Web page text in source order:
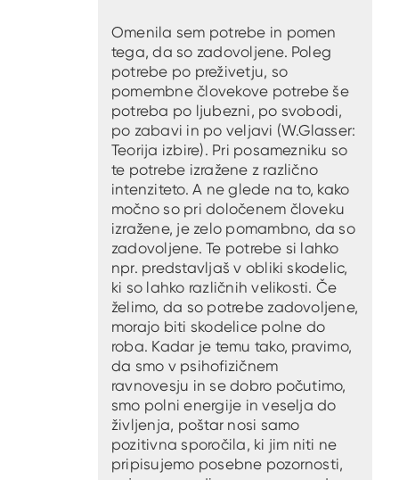
Omenila sem potrebe in pomen
tega, da so zadovoljene. Poleg
potrebe po preživetju, so
pomembne človekove potrebe še
potreba po ljubezni, po svobodi,
po zabavi in po veljavi (W.Glasser:
Teorija izbire). Pri posamezniku so
te potrebe izražene z različno
intenziteto. A ne glede na to, kako
močno so pri določenem človeku
izražene, je zelo pomambno, da so
zadovoljene. Te potrebe si lahko
npr. predstavljaš v obliki skodelic,
ki so lahko različnih velikosti. Če
želimo, da so potrebe zadovoljene,
morajo biti skodelice polne do
roba. Kadar je temu tako, pravimo,
da smo v psihofizičnem
ravnovesju in se dobro počutimo,
smo polni energije in veselja do
življenja, poštar nosi samo
pozitivna sporočila, ki jim niti ne
pripisujemo posebne pozornosti,